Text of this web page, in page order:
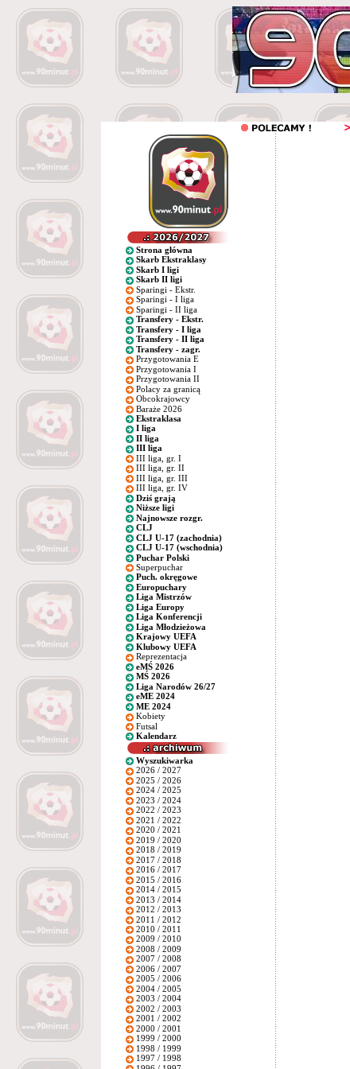
Strona główna
Skarb Ekstraklasy
Skarb I ligi
Skarb II ligi
Sparingi - Ekstr.
Sparingi - I liga
Sparingi - II liga
Transfery - Ekstr.
Transfery - I liga
Transfery - II liga
Transfery - zagr.
Przygotowania E
Przygotowania I
Przygotowania II
Polacy za granicą
Obcokrajowcy
Baraże 2026
Ekstraklasa
I liga
II liga
III liga
III liga, gr. I
III liga, gr. II
III liga, gr. III
III liga, gr. IV
Dziś grają
Niższe ligi
Najnowsze rozgr.
CLJ
CLJ U-17 (zachodnia)
CLJ U-17 (wschodnia)
Puchar Polski
Superpuchar
Puch. okręgowe
Europuchary
Liga Mistrzów
Liga Europy
Liga Konferencji
Liga Młodzieżowa
Krajowy UEFA
Klubowy UEFA
Reprezentacja
eMŚ 2026
MŚ 2026
Liga Narodów 26/27
eME 2024
ME 2024
Kobiety
Futsal
Kalendarz
Wyszukiwarka
2026 / 2027
2025 / 2026
2024 / 2025
2023 / 2024
2022 / 2023
2021 / 2022
2020 / 2021
2019 / 2020
2018 / 2019
2017 / 2018
2016 / 2017
2015 / 2016
2014 / 2015
2013 / 2014
2012 / 2013
2011 / 2012
2010 / 2011
2009 / 2010
2008 / 2009
2007 / 2008
2006 / 2007
2005 / 2006
2004 / 2005
2003 / 2004
2002 / 2003
2001 / 2002
2000 / 2001
1999 / 2000
1998 / 1999
1997 / 1998